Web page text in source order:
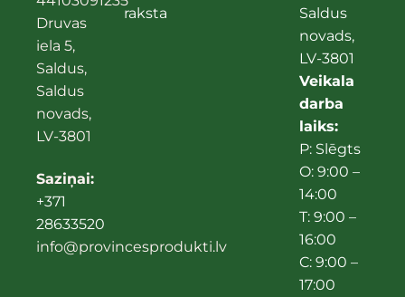
Druvas
iela 5,
Saldus,
Saldus
novads,
LV-3801
Saziņai:
+371
28633520
info@provincesprodukti.lv
raksta
Saldus
novads,
LV-3801
Veikala
darba
laiks:
P: Slēgts
O: 9:00 –
14:00
T: 9:00 –
16:00
C: 9:00 –
17:00